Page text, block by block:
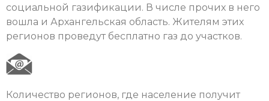
социальной газификации. В числе прочих в него
вошла и Архангельская область. Жителям этих
регионов проведут бесплатно газ до участков.
Количество регионов, где население получит